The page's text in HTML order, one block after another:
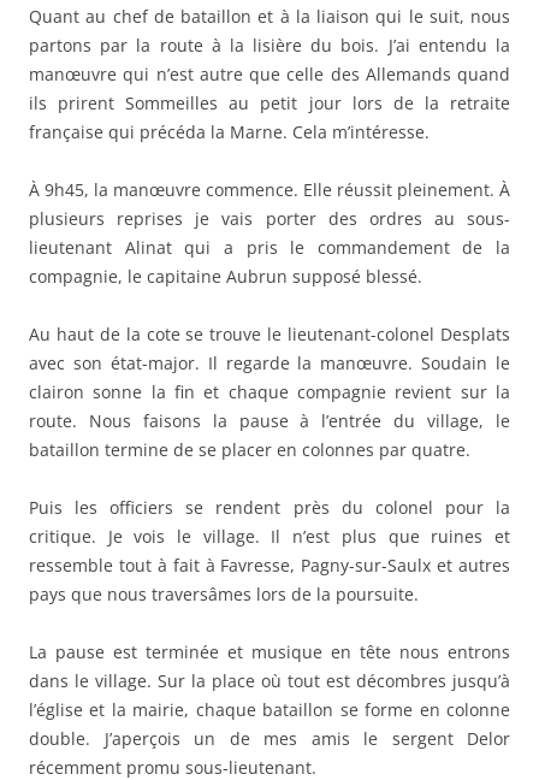
Quant au chef de bataillon et à la liaison qui le suit, nous
partons par la route à la lisière du bois. J’ai entendu la
manœuvre qui n’est autre que celle des Allemands quand
ils prirent Sommeilles au petit jour lors de la retraite
française qui précéda la Marne. Cela m’intéresse.
À 9h45, la manœuvre commence. Elle réussit pleinement. À
plusieurs reprises je vais porter des ordres au sous-
lieutenant Alinat qui a pris le commandement de la
compagnie, le capitaine Aubrun supposé blessé.
Au haut de la cote se trouve le lieutenant-colonel Desplats
avec son état-major. Il regarde la manœuvre. Soudain le
clairon sonne la fin et chaque compagnie revient sur la
route. Nous faisons la pause à l’entrée du village, le
bataillon termine de se placer en colonnes par quatre.
Puis les officiers se rendent près du colonel pour la
critique. Je vois le village. Il n’est plus que ruines et
ressemble tout à fait à Favresse, Pagny-sur-Saulx et autres
pays que nous traversâmes lors de la poursuite.
La pause est terminée et musique en tête nous entrons
dans le village. Sur la place où tout est décombres jusqu’à
l’église et la mairie, chaque bataillon se forme en colonne
double. J’aperçois un de mes amis le sergent Delor
récemment promu sous-lieutenant.